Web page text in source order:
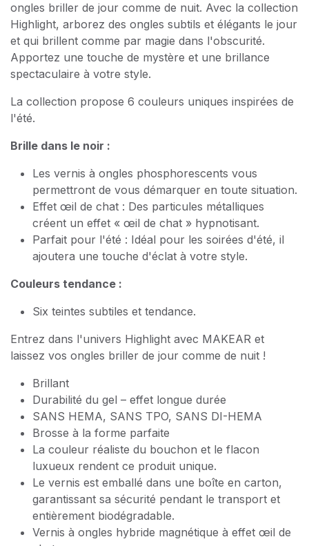
ongles briller de jour comme de nuit. Avec la collection
Highlight, arborez des ongles subtils et élégants le jour
et qui brillent comme par magie dans l'obscurité.
Apportez une touche de mystère et une brillance
spectaculaire à votre style.
La collection propose 6 couleurs uniques inspirées de
l'été.
Brille dans le noir :
Les vernis à ongles phosphorescents vous
permettront de vous démarquer en toute situation.
Effet œil de chat : Des particules métalliques
créent un effet « œil de chat » hypnotisant.
Parfait pour l'été : Idéal pour les soirées d'été, il
ajoutera une touche d'éclat à votre style.
Couleurs tendance :
Six teintes subtiles et tendance.
Entrez dans l'univers Highlight avec MAKEAR et
laissez vos ongles briller de jour comme de nuit !
Brillant
Durabilité du gel – effet longue durée
SANS HEMA, SANS TPO, SANS DI-HEMA
Brosse à la forme parfaite
La couleur réaliste du bouchon et le flacon
luxueux rendent ce produit unique.
Le vernis est emballé dans une boîte en carton,
garantissant sa sécurité pendant le transport et
entièrement biodégradable.
Vernis à ongles hybride magnétique à effet œil de